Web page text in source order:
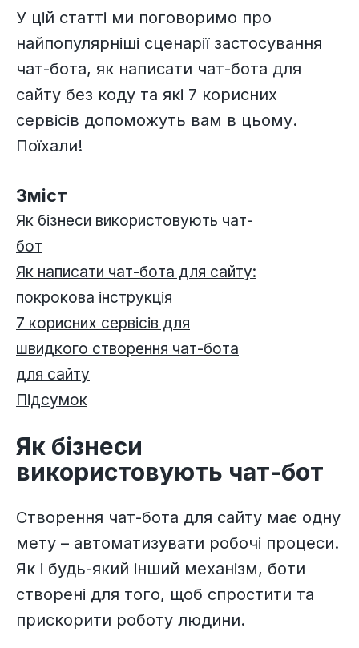
У цій статті ми поговоримо про
найпопулярніші сценарії застосування
чат-бота, як написати чат-бота для
сайту без коду та які 7 корисних
сервісів допоможуть вам в цьому.
Поїхали!
Зміст
Як бізнеси використовують чат-
бот
Як написати чат-бота для сайту:
покрокова інструкція
7 корисних сервісів для
швидкого створення чат-бота
для сайту
Підсумок
Як бізнеси
використовують чат-бот
Створення чат-бота для сайту має одну
мету – автоматизувати робочі процеси.
Як і будь-який інший механізм, боти
створені для того, щоб спростити та
прискорити роботу людини.